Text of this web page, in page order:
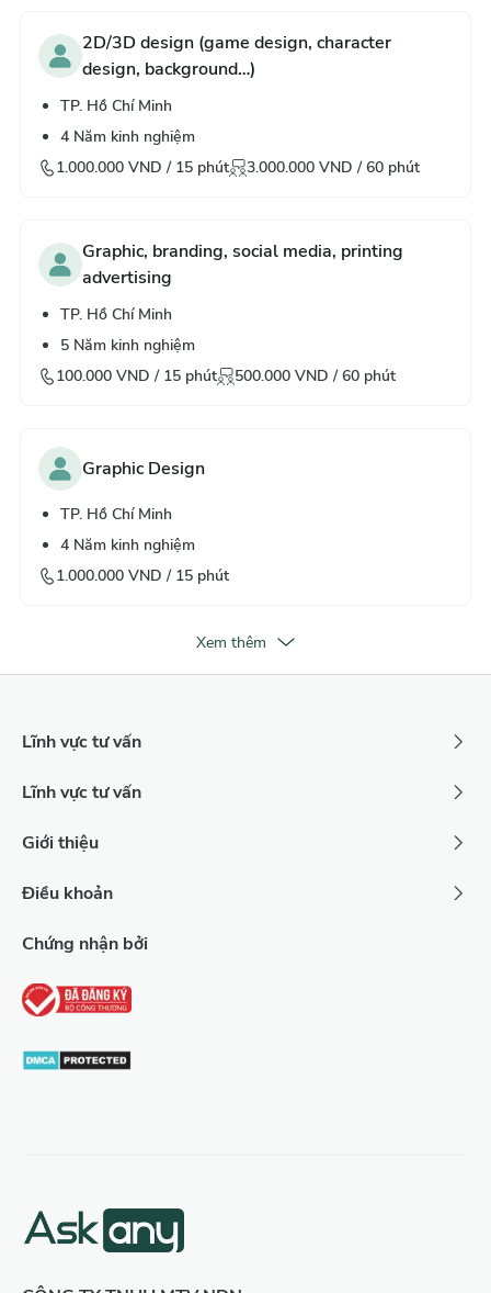
2D/3D design (game design, character
design, background…)
TP. Hồ Chí Minh
4 Năm kinh nghiệm
1.000.000 VND / 15 phút 3.000.000 VND /60 phút
Graphic, branding, social media, printing
advertising
TP. Hồ Chí Minh
5 Năm kinh nghiệm
100.000 VND / 15 phút 500.000 VND /60 phút
Graphic Design
TP. Hồ Chí Minh
4 Năm kinh nghiệm
1.000.000 VND / 15 phút
Xem thêm
Lĩnh vực tư vấn
Lĩnh vực tư vấn
Giới thiệu
Điều khoản
Chứng nhận bởi